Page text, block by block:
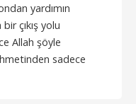
yardımın
çıkış yolu
Allah şöyle
sadece